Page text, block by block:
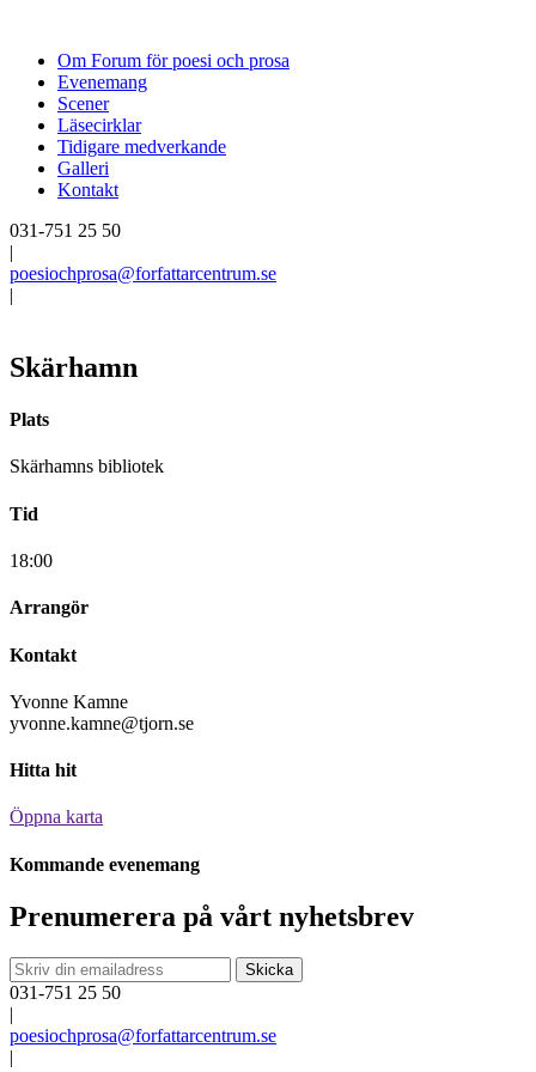
Om Forum för poesi och prosa
Evenemang
Scener
Läsecirklar
Tidigare medverkande
Galleri
Kontakt
031-751 25 50
|
poesiochprosa@forfattarcentrum.se
|
Skärhamn
Plats
Skärhamns bibliotek
Tid
18:00
Arrangör
Kontakt
Yvonne Kamne
yvonne.kamne@tjorn.se
Hitta hit
Öppna karta
Kommande evenemang
Prenumerera på vårt nyhetsbrev
031-751 25 50
|
poesiochprosa@forfattarcentrum.se
|